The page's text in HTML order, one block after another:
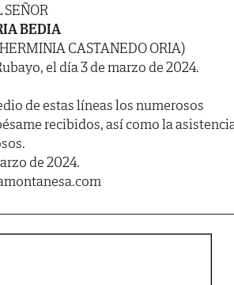
BEDIA
CASTANEDO ORIA)
el día 3 de marzo de 2024.
de estas líneas los numerosos
recibidos, así como la
de 2024.